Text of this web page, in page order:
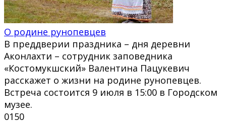
О родине рунопевцев
В преддверии праздника – дня деревни
Аконлахти – сотрудник заповедника
«Костомукшский» Валентина Пацукевич
расскажет о жизни на родине рунопевцев.
Встреча состоится 9 июля в 15:00 в Городском
музее.
0150